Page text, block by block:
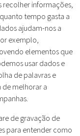
recolher informações,
tempo gasta a
ajudam-nos a
exemplo,
elementos que
usar dados e
de palavras e
de melhorar a
de gravação de
para entender como